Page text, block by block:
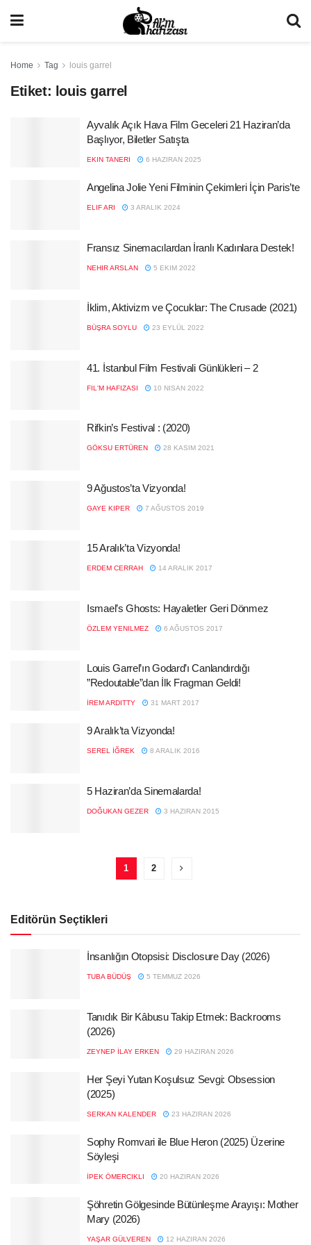
Home Tag louis garrel
Etiket: louis garrel
Ayvalık Açık Hava Film Geceleri 21 Haziran’da
Başlıyor, Biletler Satışta
EKIN TANERI 6 HAZIRAN 2025
Angelina Jolie Yeni Filminin Çekimleri İçin Paris’te
ELIF ARI 3 ARALIK 2024
Fransız Sinemacılardan İranlı Kadınlara Destek!
NEHIR ARSLAN 5 EKIM 2022
İklim, Aktivizm ve Çocuklar: The Crusade (2021)
BÜŞRA SOYLU 23 EYLÜL 2022
41. İstanbul Film Festivali Günlükleri – 2
FIL'M HAFIZASI 10 NISAN 2022
Rifkin’s Festival : (2020)
GÖKSU ERTÜREN 28 KASIM 2021
9 Ağustos’ta Vizyonda!
GAYE KIPER 7 AĞUSTOS 2019
15 Aralık’ta Vizyonda!
ERDEM CERRAH 14 ARALIK 2017
Ismael’s Ghosts: Hayaletler Geri Dönmez
ÖZLEM YENILMEZ 6 AĞUSTOS 2017
Louis Garrel’ın Godard’ı Canlandırdığı
”Redoutable”dan İlk Fragman Geldi!
İREM ARDITTY 31 MART 2017
9 Aralık’ta Vizyonda!
SEREL İĞREK 8 ARALIK 2016
5 Haziran’da Sinemalarda!
DOĞUKAN GEZER 3 HAZIRAN 2015
1 2
Editörün Seçtikleri
İnsanlığın Otopsisi: Disclosure Day (2026)
TUBA BÜDÜŞ 5 TEMMUZ 2026
Tanıdık Bir Kâbusu Takip Etmek: Backrooms
(2026)
ZEYNEP İLAY ERKEN 29 HAZIRAN 2026
Her Şeyi Yutan Koşulsuz Sevgi: Obsession
(2025)
SERKAN KALENDER 23 HAZIRAN 2026
Sophy Romvari ile Blue Heron (2025) Üzerine
Söyleşi
İPEK ÖMERCIKLI 20 HAZIRAN 2026
Şöhretin Gölgesinde Bütünleşme Arayışı: Mother
Mary (2026)
YAŞAR GÜLVEREN 12 HAZIRAN 2026